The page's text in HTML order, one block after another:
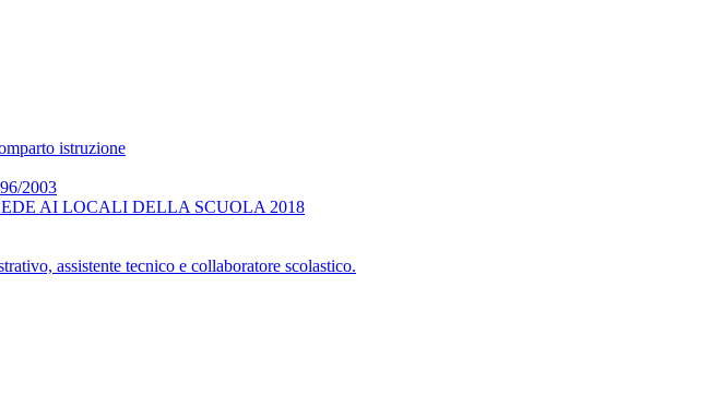
istruzione
2003
AI LOCALI DELLA SCUOLA 2018
assistente tecnico e collaboratore scolastico.